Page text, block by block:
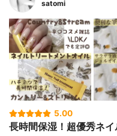
satomi
5.00
長時間保湿！超優秀ネ